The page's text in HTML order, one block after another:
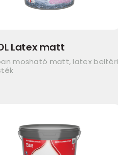
Latex matt
mosható matt, latex beltéri